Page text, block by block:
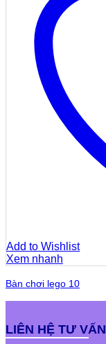
Add to Wishlist
Xem nhanh
Bàn chơi lego 10
LIÊN HỆ TƯ VẤN